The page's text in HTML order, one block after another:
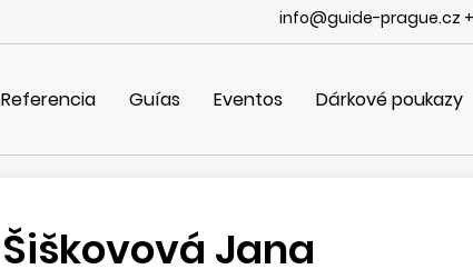
info@guide-prague.cz
Referencia Guías Eventos Dárkové poukazy
Šiškovová Jana